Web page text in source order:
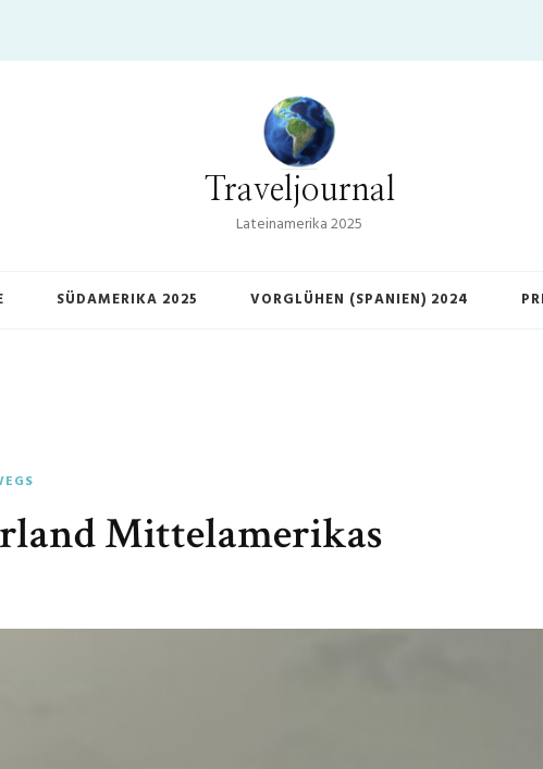
Traveljournal
Lateinamerika 2025
SÜDAMERIKA 2025 VORGLÜHEN (SPANIEN) 2024
Mittelamerikas